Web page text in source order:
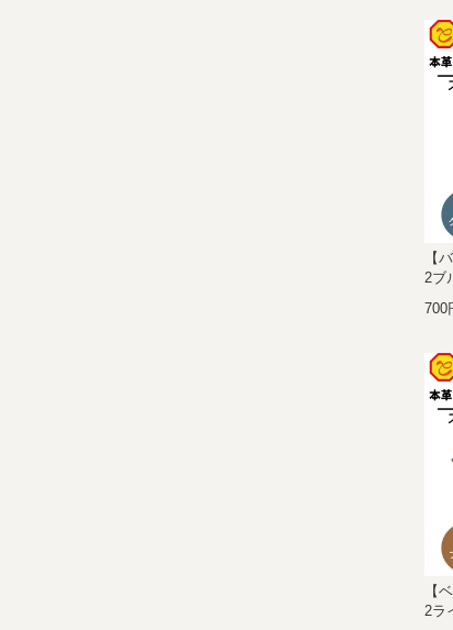
【
2ブ
700
【
2ラ